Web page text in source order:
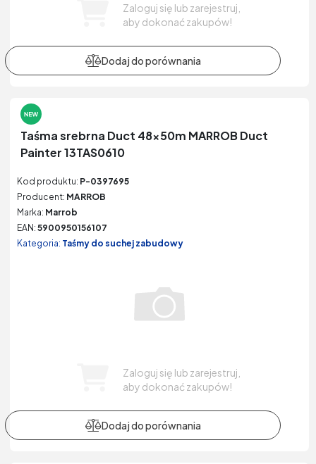
Zaloguj się lub zarejestruj,
aby dokonać zakupów!
Taśma srebrna Duct 48x50m MARROB Duct
Painter 13TAS0610
Kod produktu: P-0397695
Producent: MARROB
Marka: Marrob
EAN: 5900950156107
Kategoria: Taśmy do suchej zabudowy
Zaloguj się lub zarejestruj,
aby dokonać zakupów!